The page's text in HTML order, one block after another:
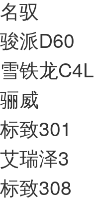
名驭
骏派D60
雪铁龙C4L
骊威
标致301
艾瑞泽3
标致308